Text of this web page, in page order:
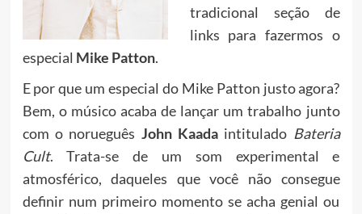
tradicional seção de
links para fazermos o
especial Mike Patton.
E por que um especial do Mike Patton justo agora?
Bem, o músico acaba de lançar um trabalho junto
com o norueguês John Kaadaintitulado Bateria
Cult. Trata-se de um som experimental e
atmosférico, daqueles que você não consegue
definir num primeiro momento se acha genial ou